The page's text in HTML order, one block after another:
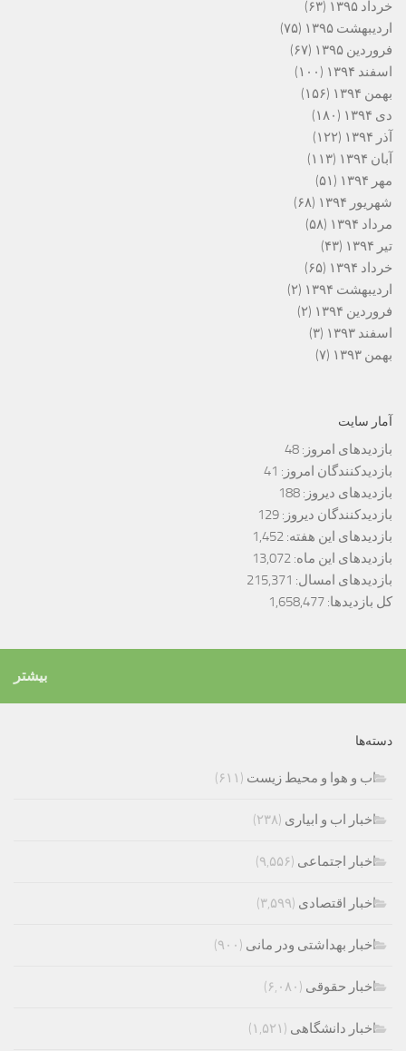
خرداد ۱۳۹۵
(۶۳)
اردیبهشت ۱۳۹۵
(۷۵)
فروردین ۱۳۹۵
(۶۷)
اسفند ۱۳۹۴
(۱۰۰)
بهمن ۱۳۹۴
(۱۵۶)
دی ۱۳۹۴
(۱۸۰)
آذر ۱۳۹۴
(۱۲۲)
آبان ۱۳۹۴
(۱۱۳)
مهر ۱۳۹۴
(۵۱)
شهریور ۱۳۹۴
(۶۸)
مرداد ۱۳۹۴
(۵۸)
تیر ۱۳۹۴
(۴۳)
خرداد ۱۳۹۴
(۶۵)
اردیبهشت ۱۳۹۴
(۲)
فروردین ۱۳۹۴
(۲)
اسفند ۱۳۹۳
(۳)
بهمن ۱۳۹۳
(۷)
آمار سایت
بازدیدهای امروز: 48
بازدیدکنندگان امروز: 41
بازدیدهای دیروز: 188
بازدیدکنندگان دیروز: 129
بازدیدهای این هفته: 1,452
بازدیدهای این ماه: 13,072
بازدیدهای امسال: 215,371
کل بازدیدها: 1,658,477
بیشتر
دسته‌ها
اب و هوا و محیط زیست (۶۱۱)
اخبار اب و ابیاری (۲۳۸)
اخبار اجتماعی (۹,۵۵۶)
اخبار اقتصادی (۳,۵۹۹)
اخبار بهداشتی ودر مانی (۹۰۰)
اخبار حقوقی (۶,۰۸۰)
اخبار دانشگاهی (۱,۵۲۱)